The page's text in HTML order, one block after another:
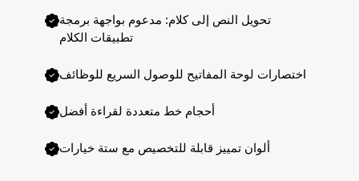
تحويل النص إلى كلام: مدعوم بواجهة برمجة
تطبيقات الكلام
اختصارات لوحة المفاتيح للوصول السريع للوظائف
أحجام خط متعددة لقراءة أفضل
ألوان تمييز قابلة للتخصيص مع ستة خيارات